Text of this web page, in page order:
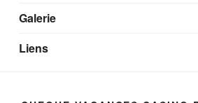
Galerie
Liens